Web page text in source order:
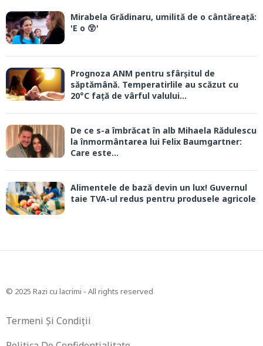
Mirabela Grădinaru, umilită de o cântăreață:
'E o 😲'
Prognoza ANM pentru sfârșitul de
săptămână. Temperatirlile au scăzut cu
20°C față de vârful valului...
De ce s-a îmbrăcat în alb Mihaela Rădulescu
la înmormântarea lui Felix Baumgartner:
Care este...
Alimentele de bază devin un lux! Guvernul
taie TVA-ul redus pentru produsele agricole
© 2025 Razi cu lacrimi - All rights reserved
Termeni Și Condiții